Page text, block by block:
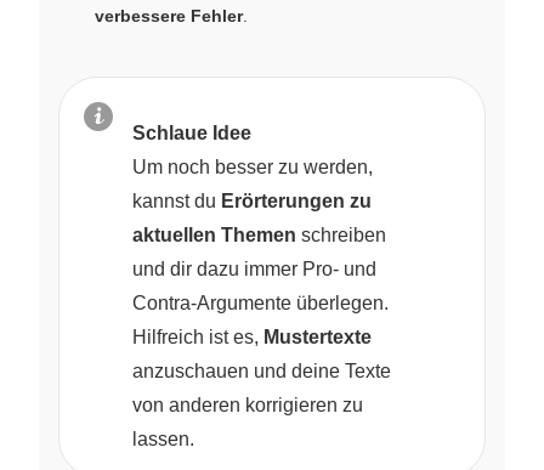
verbessere Fehler.
Schlaue Idee
Um noch besser zu werden,
kannst du Erörterungen zu
aktuellen Themen schreiben
und dir dazu immer Pro- und
Contra-Argumente überlegen.
Hilfreich ist es, Mustertexte
anzuschauen und deine Texte
von anderen korrigieren zu
lassen.